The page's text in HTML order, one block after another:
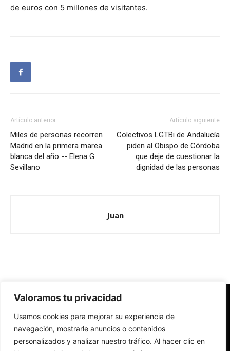
Valoramos tu privacidad
Usamos cookies para mejorar su experiencia de
navegación, mostrarle anuncios o contenidos
personalizados y analizar nuestro tráfico. Al hacer clic en
de euros con 5 millones de visitantes.
Artículo anterior
Miles de personas recorren
Madrid en la primera marea
blanca del año -- Elena G.
Sevillano
Artículo siguiente
Colectivos LGTBi de Andalucía
piden al Obispo de Córdoba
que deje de cuestionar la
dignidad de las personas
Juan
Redes Cristianas
Una mirada alternativa sobre la Iglesia católica y la sociedad
- Colectivos de Redes Cristianas